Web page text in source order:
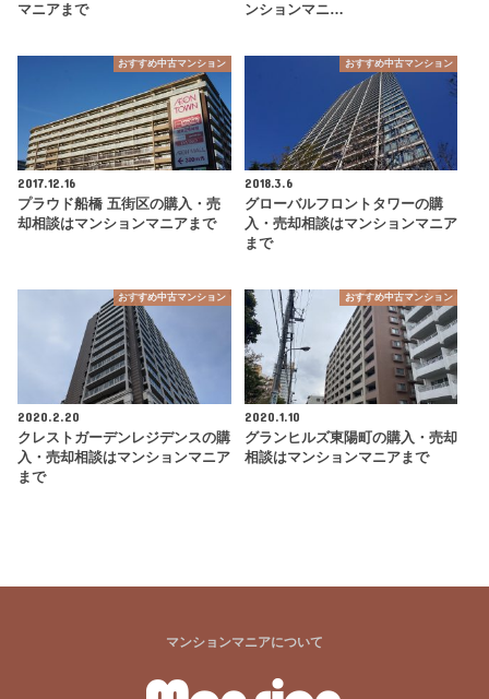
マニアまで
ンションマニ…
おすすめ中古マンション
2017.12.16
プラウド船橋 五街区の購入・売
却相談はマンションマニアまで
おすすめ中古マンション
2018.3.6
グローバルフロントタワーの購
入・売却相談はマンションマニア
まで
おすすめ中古マンション
2020.2.20
クレストガーデンレジデンスの購
入・売却相談はマンションマニア
まで
おすすめ中古マンション
2020.1.10
グランヒルズ東陽町の購入・売却
相談はマンションマニアまで
マンションマニアについて